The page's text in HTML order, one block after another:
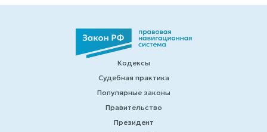
Кодексы
Судебная практика
Популярные законы
Правительство
Президент